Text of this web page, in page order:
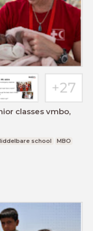
classes vmbo,
school
MBO